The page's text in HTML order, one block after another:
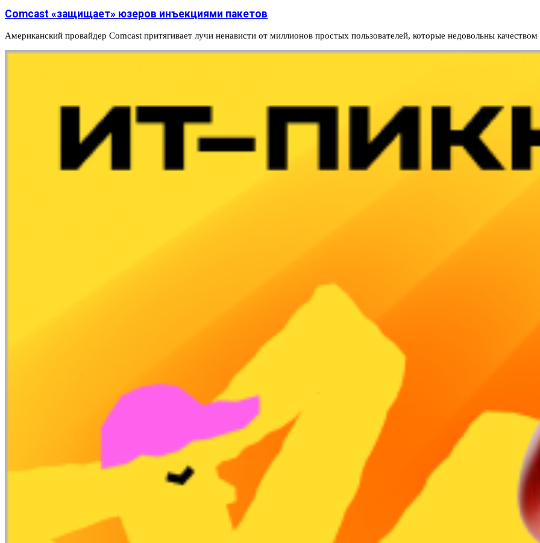
Comcast «защищает» юзеров инъекциями пакетов
Американский провайдер Comcast притягивает лучи ненависти от миллионов простых пользователей, которые недовольны